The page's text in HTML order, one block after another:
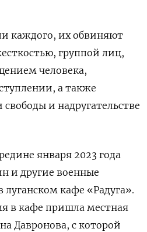
каждого, их обвиняют
группой лиц,
человека,
а также
и надругательстве
января 2023 года
и другие военные
кафе «Радуга».
в кафе пришла местная
Давронова, с которой